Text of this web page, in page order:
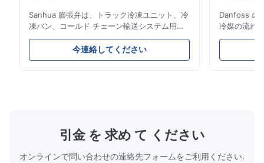
Sanhua 膨張弁は、トラック冷凍ユニット、冷
凍バン、コールド チェーン輸送システム用に
設計された高性能冷凍制御コンポーネントで
す。蒸発器への冷媒の流れを正確に制御し、安
定した冷却性能、エネルギー効率、信頼性の高
今連絡してください
Danfoss の
冷媒の流れ
とエネルギ
ムやコール
引金 を 求め て ください
オンラインで問い合わせの連絡先フォームをご利用ください.